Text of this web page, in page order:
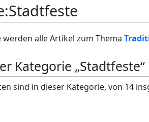
:Stadtfeste
alle Artikel zum Thema
Kategorie „Stadtfeste“
sind in dieser Kategorie, von 14